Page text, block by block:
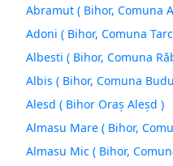
Abramut ( Bihor, Comuna
Adoni ( Bihor, Comuna
Albesti ( Bihor, Comuna
Albis ( Bihor, Comuna
Alesd ( Bihor Oraș Aleşd )
Almasu Mare ( Bihor,
Almasu Mic ( Bihor,